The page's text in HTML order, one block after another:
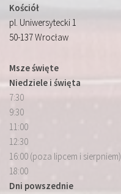
Kościół
pl. Uniwersytecki 1
50-137 Wrocław
Msze święte
Niedziele i święta
7:30
9:30
11:00
12:30
16:00 (poza lipcem i sierpniem)
18:00
Dni powszednie